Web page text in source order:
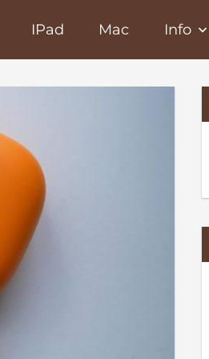
IPad Mac Info